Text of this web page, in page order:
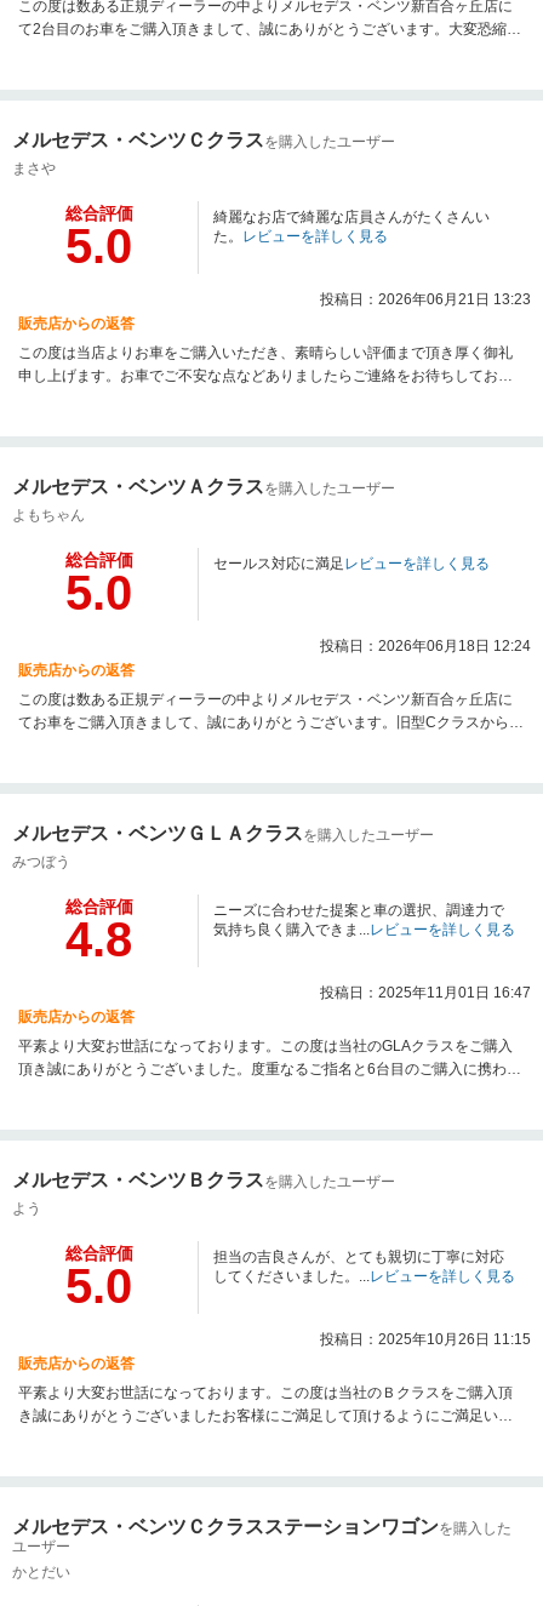
この度は数ある正規ディーラーの中よりメルセデス・ベンツ新百合ヶ丘店に
て2台目のお車をご購入頂きまして、誠にありがとうございます。大変恐縮で
います。お困りの際は気兼ねなくご相談くださいませ。どうぞ引き続きよろ
メルセデス・ベンツＣクラスを購入したユーザー
まさや
総合評価
5.0
綺麗なお店で綺麗な店員さんがたくさんい
た。 レビューを詳しく見る
投稿日：2026年06月21日 13:23
販売店からの返答
この度は当店よりお車をご購入いただき、素晴らしい評価まで頂き厚く御礼
申し上げます。お車でご不安な点などありましたらご連絡をお待ちしており
メルセデス・ベンツＡクラスを購入したユーザー
よもちゃん
総合評価
5.0
セールス対応に満足 レビューを詳しく見る
投稿日：2026年06月18日 12:24
販売店からの返答
この度は数ある正規ディーラーの中よりメルセデス・ベンツ新百合ヶ丘店に
てお車をご購入頂きまして、誠にありがとうございます。旧型Cクラスからの
メルセデス・ベンツＧＬＡクラスを購入したユーザー
みつぼう
総合評価
4.8
ニーズに合わせた提案と車の選択、調達力で
気持ち良く購入できま...レビューを詳しく見る
投稿日：2025年11月01日 16:47
販売店からの返答
平素より大変お世話になっております。この度は当社のGLAクラスをご購入
頂き誠にありがとうございました。度重なるご指名と6台目のご購入に携わら
き合いをよろしくお願い申し上げます。
メルセデス・ベンツＢクラスを購入したユーザー
よう
総合評価
5.0
担当の吉良さんが、とても親切に丁寧に対応
してくださいました。...レビューを詳しく見る
投稿日：2025年10月26日 11:15
販売店からの返答
平素より大変お世話になっております。この度は当社のＢクラスをご購入頂
き誠にありがとうございましたお客様にご満足して頂けるようにご満足いた
末永くお付き合いをよろしくお願い申し上げます。
メルセデス・ベンツＣクラスステーションワゴンを購入した
ユーザー
かとだい